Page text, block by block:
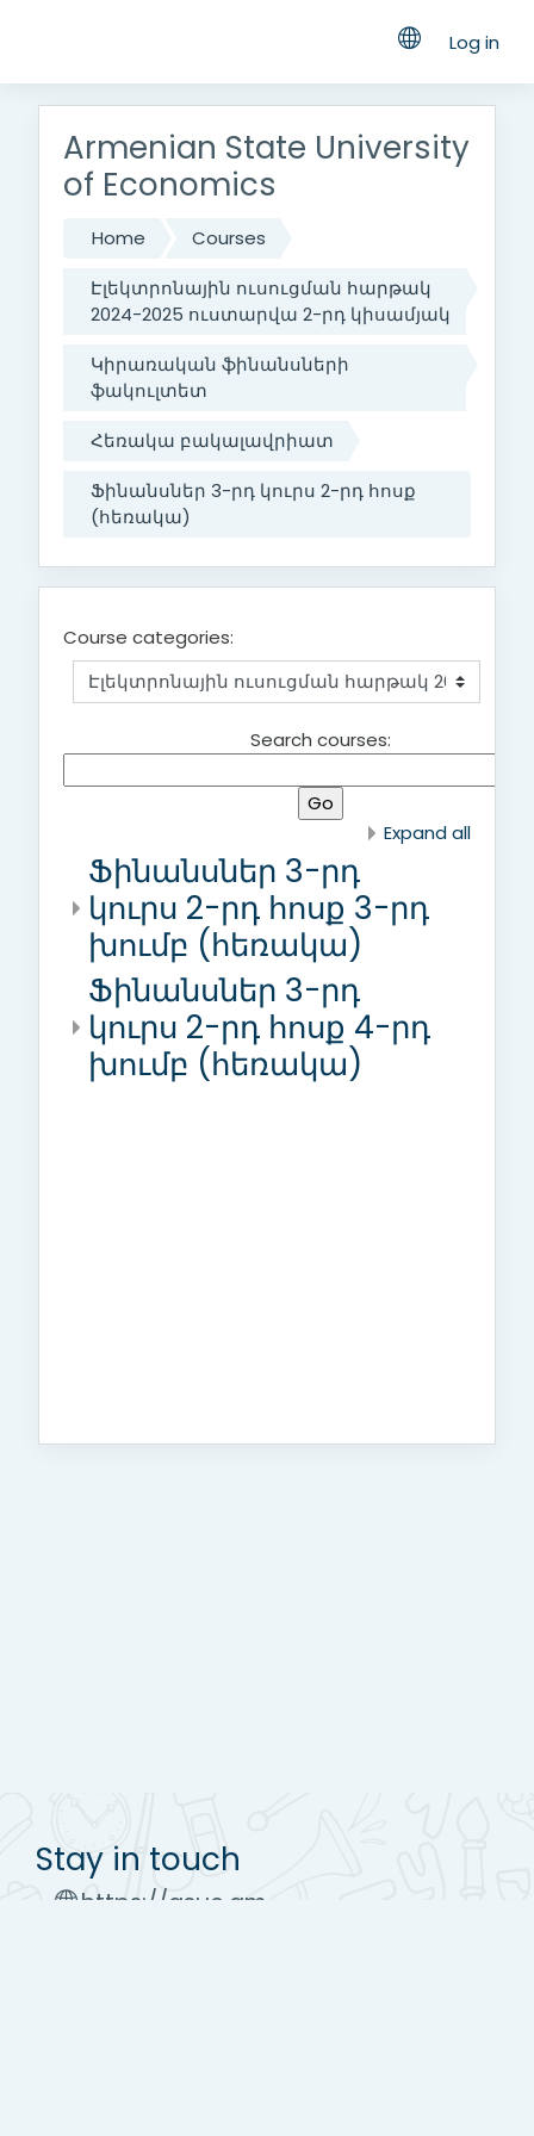
Log in
Armenian State University
of Economics
Home
Courses
Էլեկտրոնային ուսուցման հարթակ
2024-2025 ուստարվա 2-րդ կիսամյակ
Կիրառական ֆինանսների
ֆակուլտետ
Հեռակա բակալավրիատ
Ֆինանսներ 3-րդ կուրս 2-րդ հոսք
(հեռակա)
Course categories:
Expand all
Ֆինանսներ 3-րդ
կուրս 2-րդ հոսք 3-րդ
խումբ (հեռակա)
Ֆինանսներ 3-րդ
կուրս 2-րդ հոսք 4-րդ
խումբ (հեռակա)
Stay in touch
https://asue.am